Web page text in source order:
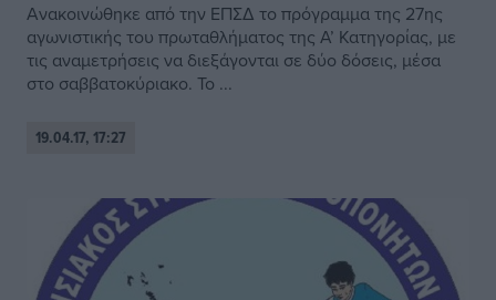
Ανακοινώθηκε από την ΕΠΣΔ το πρόγραμμα της 27ης
αγωνιστικής του πρωταθλήματος της Α’ Κατηγορίας, με
τις αναμετρήσεις να διεξάγονται σε δύο δόσεις, μέσα
στο σαββατοκύριακο. Το ...
19.04.17, 17:27